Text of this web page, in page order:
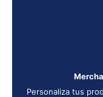
Personaliza tus